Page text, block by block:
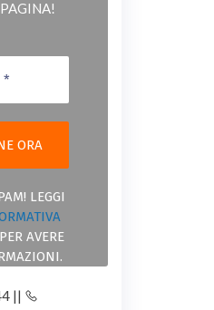
LEGGI
AVERE
||